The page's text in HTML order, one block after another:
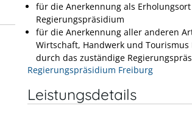
für die Anerkennung als
Regierungspräsidium
für die Anerkennung aller anderen
Wirtschaft, Handwerk und
durch das zuständige
Regierungspräsidium Freiburg
Leistungsdetails